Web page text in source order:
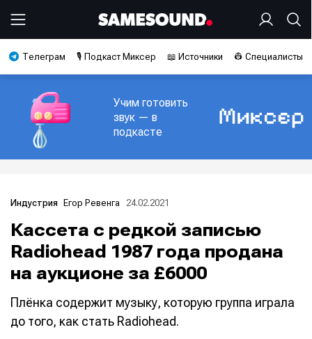
Телеграм 🎙️ Подкаст Миксер 📖 Источники 👷 Специалисты
Учим готовить
звук — в
подкасте
Индустрия Егор Ревенга 24.02.2021
Кассета с редкой записью
Radiohead 1987 года продана
на аукционе за £6000
Плёнка содержит музыку, которую группа играла
до того, как стать Radiohead.